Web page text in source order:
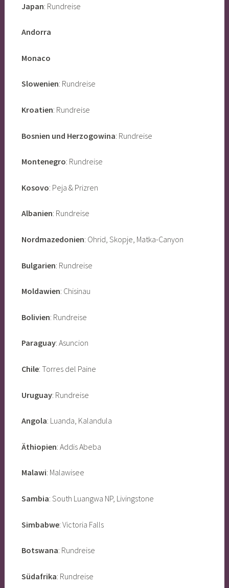
Japan: Rundreise
Andorra
Monaco
Slowenien: Rundreise
Kroatien: Rundreise
Bosnien und Herzogowina: Rundreise
Montenegro: Rundreise
Kosovo: Peja & Prizren
Albanien: Rundreise
Nordmazedonien: Ohrid, Skopje, Matka-Canyon
Bulgarien: Rundreise
Moldawien: Chisinau
Bolivien: Rundreise
Paraguay: Asuncion
Chile: Torres del Paine
Uruguay: Rundreise
Angola: Luanda, Kalandula
Äthiopien: Addis Abeba
Malawi: Malawisee
Sambia: South Luangwa NP, Livingstone
Simbabwe: Victoria Falls
Botswana: Rundreise
Südafrika: Rundreise